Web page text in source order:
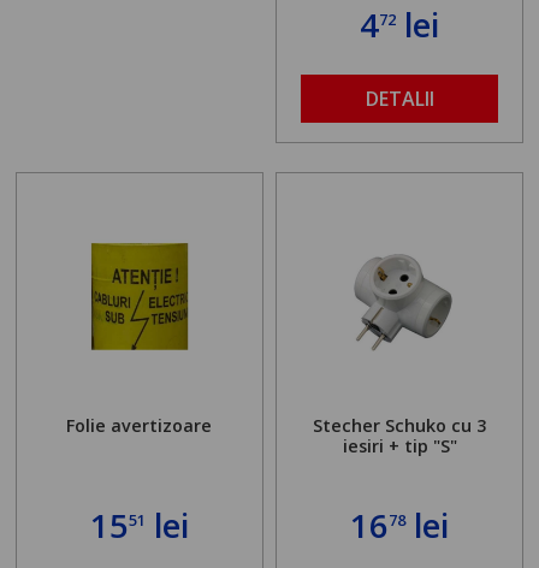
472 lei
DETALII
Folie avertizoare
1551 lei
Stecher Schuko cu 3
iesiri + tip "S"
1678lei